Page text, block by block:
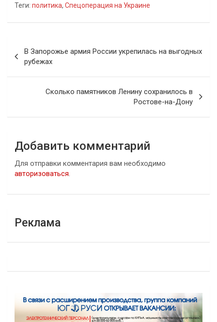
Теги: политика, Спецоперация на Украине
по
записям
В Запорожье армия России укрепилась на выгодных
рубежах
Сколько памятников Ленину сохранилось в
Ростове-на-Дону
Добавить комментарий
Для отправки комментария вам необходимо
авторизоваться.
Реклама